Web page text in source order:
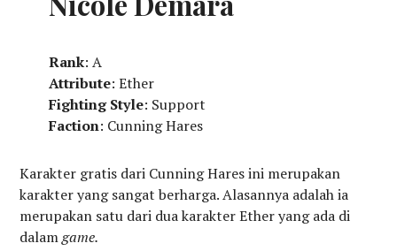
Rank: A
Attribute: Ether
Fighting Style: Support
Faction: Cunning Hares
Karakter gratis dari Cunning Hares ini merupakan
karakter yang sangat berharga. Alasannya adalah ia
merupakan satu dari dua karakter Ether yang ada di
dalamgame.